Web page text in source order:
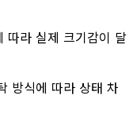
따라 실제 크기감이 달
방식에 따라 상태 차